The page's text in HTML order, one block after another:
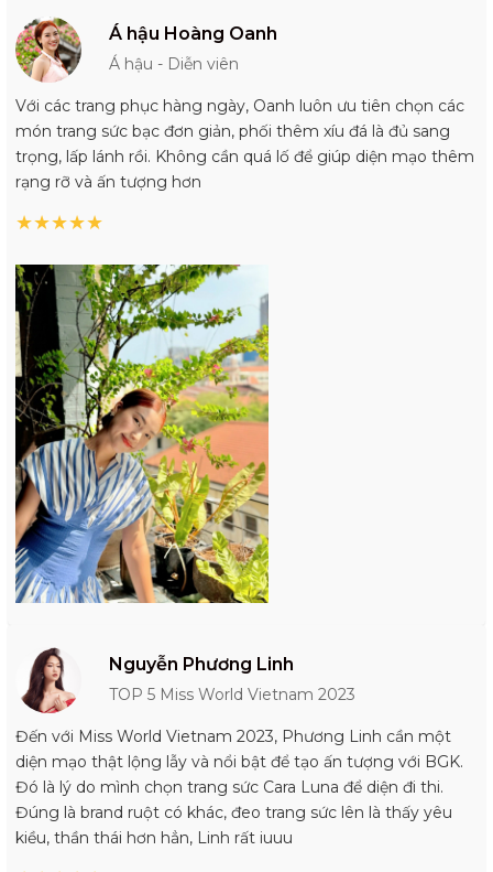
Á hậu Hoàng Oanh
Á hậu - Diễn viên
Với các trang phục hàng ngày, Oanh luôn ưu tiên chọn các
món trang sức bạc đơn giản, phối thêm xíu đá là đủ sang
trọng, lấp lánh rồi. Không cần quá lố để giúp diện mạo thêm
rạng rỡ và ấn tượng hơn
★★★★★
Nguyễn Phương Linh
TOP 5 Miss World Vietnam 2023
Đến với Miss World Vietnam 2023, Phương Linh cần một
diện mạo thật lộng lẫy và nổi bật để tạo ấn tượng với BGK.
Đó là lý do mình chọn trang sức Cara Luna để diện đi thi.
Đúng là brand ruột có khác, đeo trang sức lên là thấy yêu
kiều, thần thái hơn hẳn, Linh rất iuuu